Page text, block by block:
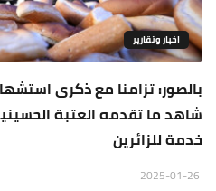
اخبار وتقارير
بالصور: تزامنا مع ذكرى
شاهد ما تقدمه العتبة
خدمة للزائرين